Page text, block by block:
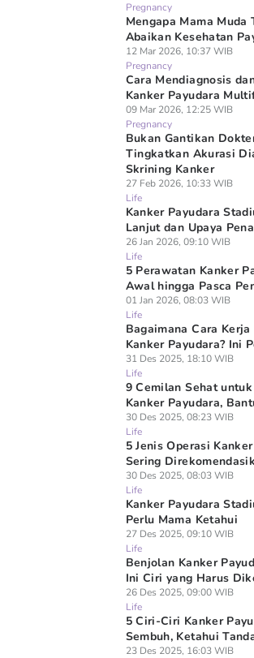
Pregnancy
Mengapa Mama Muda
Abaikan Kesehatan
12 Mar 2026, 10:37 WIB
Pregnancy
Cara Mendiagnosis
Kanker Payudara
09 Mar 2026, 12:25 WIB
Pregnancy
Bukan Gantikan
Tingkatkan Akurasi
Skrining Kanker
27 Feb 2026, 10:33 WIB
Life
Kanker Payudara
Lanjut dan Upaya
26 Jan 2026, 09:10 WIB
Life
5 Perawatan Kanker
Awal hingga Pasca
01 Jan 2026, 08:03 WIB
Life
Bagaimana Cara
Kanker Payudara? Ini
31 Des 2025, 18:10 WIB
Life
9 Cemilan Sehat
Kanker Payudara,
30 Des 2025, 08:23 WIB
Life
5 Jenis Operasi
Sering
30 Des 2025, 08:03 WIB
Life
Kanker Payudara
Perlu Mama Ketahui
27 Des 2025, 09:10 WIB
Life
Benjolan Kanker
Ini Ciri yang Harus
26 Des 2025, 09:00 WIB
Life
5 Ciri-Ciri Kanker
Sembuh, Ketahui
23 Des 2025, 16:03 WIB